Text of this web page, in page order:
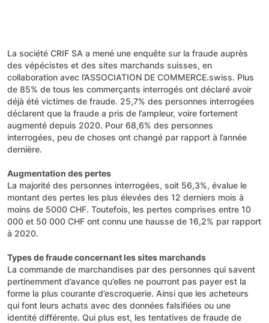
La société CRIF SA a mené une enquête sur la fraude auprès
des vépécistes et des sites marchands suisses, en
collaboration avec l’ASSOCIATION DE COMMERCE.swiss. Plus
de 85% de tous les commerçants interrogés ont déclaré avoir
déjà été victimes de fraude. 25,7% des personnes interrogées
déclarent que la fraude a pris de l’ampleur, voire fortement
augmenté depuis 2020. Pour 68,6% des personnes
interrogées, peu de choses ont changé par rapport à l’année
dernière.
Augmentation des pertes
La majorité des personnes interrogées, soit 56,3%, évalue le
montant des pertes les plus élevées des 12 derniers mois à
moins de 5000 CHF. Toutefois, les pertes comprises entre 10
000 et 50 000 CHF ont connu une hausse de 16,2% par rapport
à 2020.
Types de fraude concernant les sites marchands
La commande de marchandises par des personnes qui savent
pertinemment d’avance qu’elles ne pourront pas payer est la
forme la plus courante d’escroquerie. Ainsi que les acheteurs
qui font leurs achats avec des données falsifiées ou une
identité différente. Qui plus est, les tentatives de fraude de